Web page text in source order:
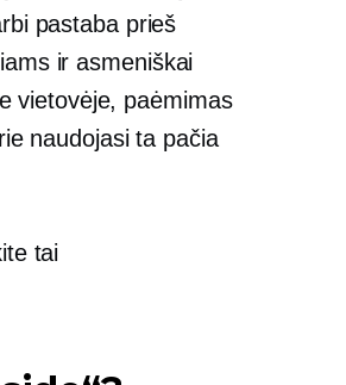
pastaba prieš
irasmeniškai
vietovėje, paėmimas
naudojasi ta pačia
tai